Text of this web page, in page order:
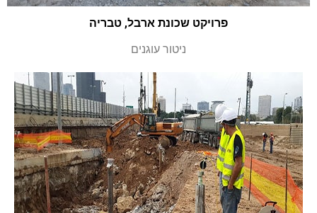
פרויקט שכונת ארבל, טבריה
ניטור עוגנים